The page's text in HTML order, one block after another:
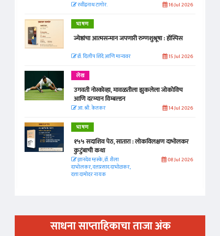
रवींद्रनाथ टागोर. 16 Jul 2026
भाषण
ज्येष्ठांचा आत्मसन्मान जपणारी रुग्णशुश्रूषा : हॉस्पिस
डॉ. दिलीप शिंदे आणि मान्यवर 15 Jul 2026
लेख
उगवती नोस्कोव्हा, मावळतीला झुकलेला जोकोविच
आणि दरम्यान विम्बल्डन
आ. श्री. केतकर 14 Jul 2026
भाषण
१५५ सदाशिव पेठ, सातारा : लोकविलक्षण दाभोलकर
कुटुंबाची कथा
ज्ञानदेव म्हस्के, डॉ. शैला
दाभोलकर, दत्तप्रसाद दाभोळकर,
दत्ता दामोदर नायक
08 Jul 2026
साधना साप्ताहिकाचा ताजा अंक